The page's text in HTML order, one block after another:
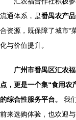
流通体系，是番禺农产
合资源，既保障了城市“
化与价值提升。
广州市番禺区汇农
点，更是一个集“食用农
的综合性服务平台。
我
前来选购体验，也欢迎